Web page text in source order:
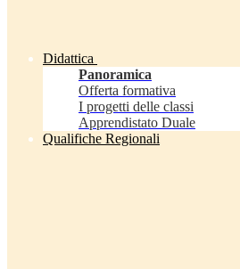
Didattica
Panoramica
Offerta formativa
I progetti delle classi
Apprendistato Duale
Qualifiche Regionali